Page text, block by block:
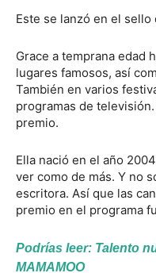
Este se lanzó en el
Grace a temprana edad
lugares famosos, así
También en varios
programas de
premio.
Ella nació en el año
ver como de más. Y no
escritora. Así que las
premio en el programa
Podrías leer: Talento
MAMAMOO